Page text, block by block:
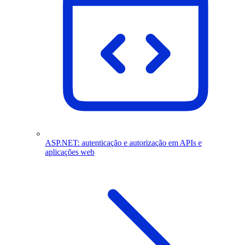
ASP.NET: autenticação e autorização em APIs e
aplicações web